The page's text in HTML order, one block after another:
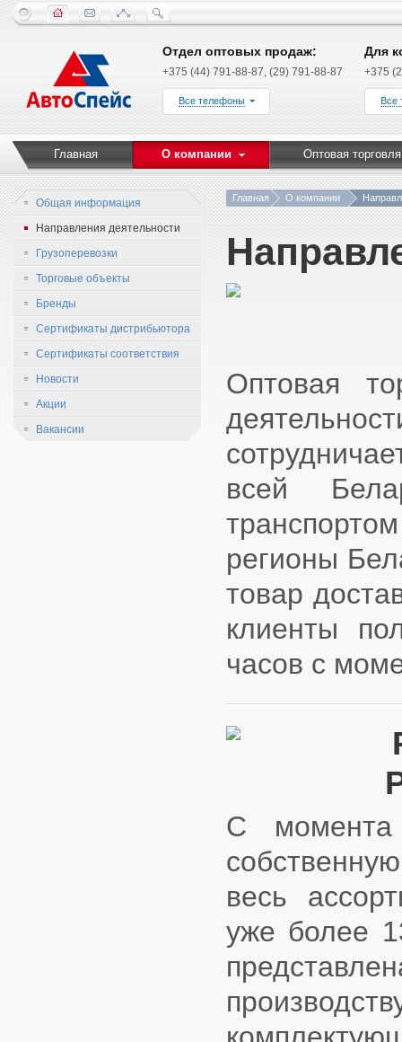
Отдел оптовых продаж:
+375 (44) 791-88-87, (29) 791-88-87
Все телефоны
Для
+375
Все
Главная О компании Оптовая торговля
Общая информация
Направления деятельности
Грузоперевозки
Торговые объекты
Бренды
Сертификаты дистрибьютора
Сертификаты соответствия
Новости
Акции
Вакансии
Главная О компании
Оптовая
всей
регионы
товар
клиенты
часов с
С момента
весь
уже более